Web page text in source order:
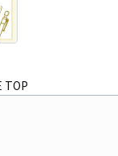
TOP